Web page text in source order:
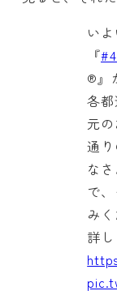
い
『
®』
各
元
通
な
で
み
詳